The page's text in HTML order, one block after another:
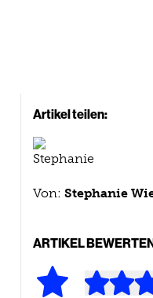
Artikel teilen:
Von: Stephanie
ARTIKEL